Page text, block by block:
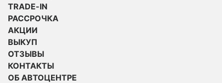
TRADE-IN
РАССРОЧКА
АКЦИИ
ВЫКУП
ОТЗЫВЫ
КОНТАКТЫ
ОБ АВТОЦЕНТРЕ